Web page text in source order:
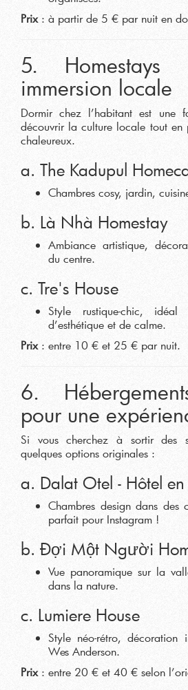
Prix: à partir de 5 € par nuit en
5. Homestays
immersion locale
Dormir chez l’habitant est une
découvrir la culture locale tout en
chaleureux.
a. The Kadupul
Chambres cosy, jardin,
b. Là Nhà Homestay
Ambiance artistique,
du centre.
c. Tre's House
Style rustique-chic,
d’esthétique et de calme.
Prix: entre 10 € et 25 € par nuit.
6.
pour une
Si vous cherchez à sortir des
quelques options originales :
a. Dalat Otel - Hôtel
Chambres design dans des
parfait pour Instagram !
b. Đợi Một Người
Vue panoramique sur la
dans la nature.
c. Lumiere House
Style néo-rétro, décoration
Wes Anderson.
Prix: entre 20 € et 40 € selon